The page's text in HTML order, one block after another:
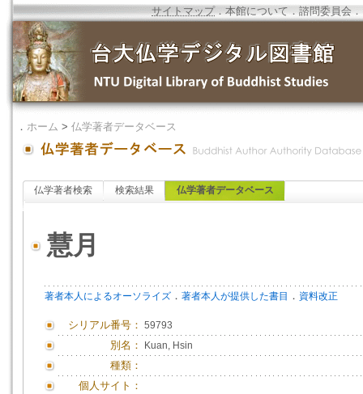
サイトマップ．本館について ．諮問委員会 ．
． ホーム > 仏学著者データベース
仏学著者検索 検索結果 仏学著者データベース
慧月
著者本人によるオーソライズ ． 著者本人が提供した書目 ． 資料改正
シリアル番号： 59793
別名： Kuan, Hsin
種類：
個人サイト：